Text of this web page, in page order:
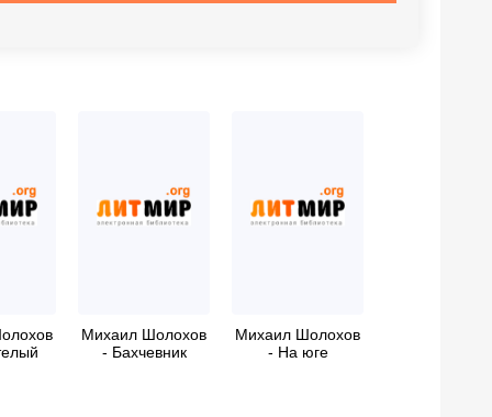
Михаил Шолохов
- Бахчевник
Михаил Шолохов
- На юге